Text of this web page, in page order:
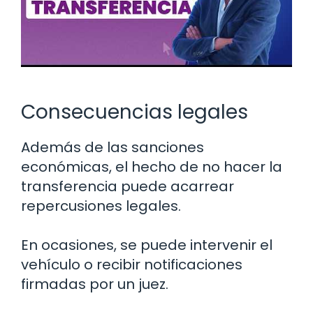
Consecuencias legales
Además de las sanciones
económicas, el hecho de no hacer la
transferencia puede acarrear
repercusiones legales.
En ocasiones, se puede intervenir el
vehículo o recibir notificaciones
firmadas por un juez.